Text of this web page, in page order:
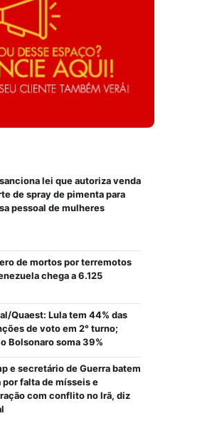
lei que autoriza venda
de spray de pimenta para
pessoal de mulheres
de mortos por terremotos
chega a 6.125
Quaest: Lula tem 44% das
de voto em 2° turno;
Bolsonaro soma 39%
e secretário de Guerra batem
por falta de mísseis e
com conflito no Irã, diz